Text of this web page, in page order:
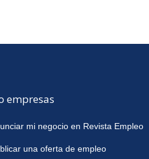
empresas
mi negocio en Revista Empleo
una oferta de empleo